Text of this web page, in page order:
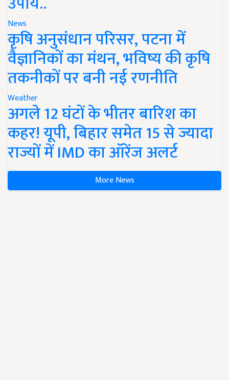
News
कृषि अनुसंधान परिसर, पटना में
वैज्ञानिकों का मंथन, भविष्य की कृषि
तकनीकों पर बनी नई रणनीति
Weather
अगले 12 घंटों के भीतर बारिश का
कहर! यूपी, बिहार समेत 15 से ज्यादा
राज्यों में IMD का ऑरेंज अलर्ट
More News